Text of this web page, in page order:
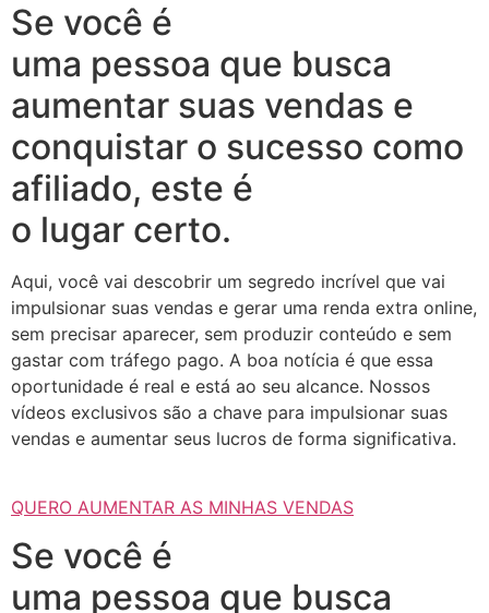
Se você é
uma pessoa que busca
aumentar suas vendas e
conquistar o sucesso como
afiliado, este é
o lugar certo.
Aqui, você vai descobrir um segredo incrível que vai
impulsionar suas vendas e gerar uma renda extra online,
sem precisar aparecer, sem produzir conteúdo e sem
gastar com tráfego pago. A boa notícia é que essa
oportunidade é real e está ao seu alcance. Nossos
vídeos exclusivos são a chave para impulsionar suas
vendas e aumentar seus lucros de forma significativa.
QUERO AUMENTAR AS MINHAS VENDAS
Se você é
uma pessoa que busca